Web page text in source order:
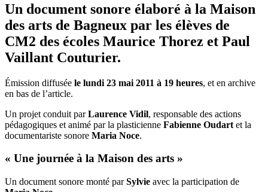
Un document sonore élaboré à la Maison
des arts de Bagneux par les élèves de
CM2 des écoles Maurice Thorez et Paul
Vaillant Couturier.
Émission diffusée le lundi 23 mai 2011 à 19 heures, et en archive
en bas de l’article.
Un projet conduit parLaurence Vidil, responsable des actions
pédagogiques et animé par la plasticienne Fabienne Oudart et la
documentariste sonore Maria Noce.
« Une journée à la Maison des arts »
Un document sonore monté parSylvie avec la participation de